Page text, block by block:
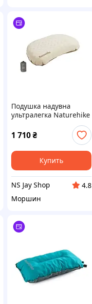
Подушка надувна
ультралегка Naturehike
CNK2300DZ024, 66х36
см, бежева
1 710₴
Купить
NS Jay Shop
4.8
Моршин